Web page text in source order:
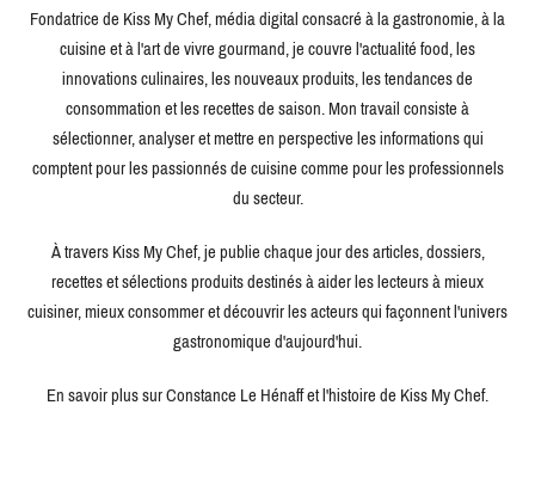
Fondatrice de Kiss My Chef, média digital consacré à la gastronomie, à la
cuisine et à l'art de vivre gourmand, je couvre l'actualité food, les
innovations culinaires, les nouveaux produits, les tendances de
consommation et les recettes de saison. Mon travail consiste à
sélectionner, analyser et mettre en perspective les informations qui
comptent pour les passionnés de cuisine comme pour les professionnels
du secteur.
À travers Kiss My Chef, je publie chaque jour des articles, dossiers,
recettes et sélections produits destinés à aider les lecteurs à mieux
cuisiner, mieux consommer et découvrir les acteurs qui façonnent l'univers
gastronomique d'aujourd'hui.
En savoir plus sur Constance Le Hénaff et l'histoire de Kiss My Chef.